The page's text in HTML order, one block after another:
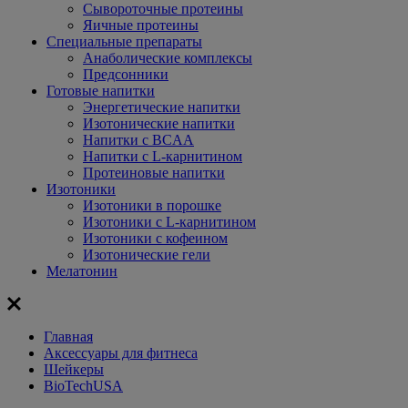
Сывороточные протеины
Яичные протеины
Специальные препараты
Анаболические комплексы
Предсонники
Готовые напитки
Энергетические напитки
Изотонические напитки
Напитки с BCAA
Напитки с L-карнитином
Протеиновые напитки
Изотоники
Изотоники в порошке
Изотоники с L-карнитином
Изотоники с кофеином
Изотонические гели
Мелатонин
Главная
Aксессуары для фитнеса
Шейкеры
BioTechUSA